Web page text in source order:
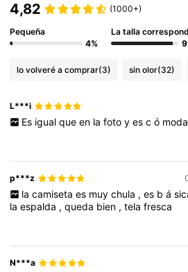
4,82 (1000+)
Pequeña
4%
La talla
lo volveré a comprar(3) sin olor(32)
L***i
Es igual que en la foto y es c ó moda
p***z
la camiseta es muy chula , es b á
laespalda ,queda bien ,telafresca
N***a